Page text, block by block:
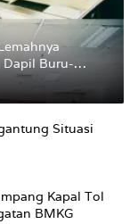
Dapil Buru-
Status
Situasi
Kapal Tol
BMKG